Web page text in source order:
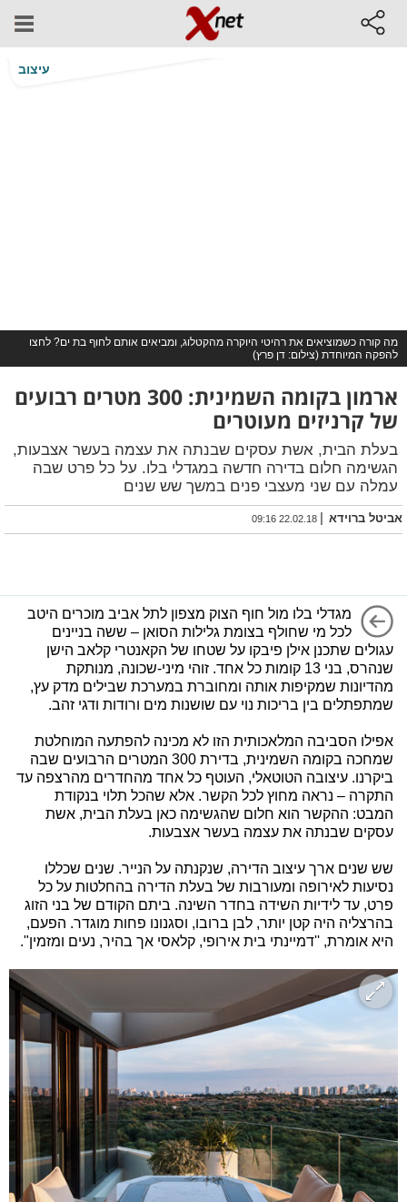
עיצוב
מה קורה כשמוציאים את רהיטי היוקרה מהקטלוג, ומביאים אותם לחוף בת ים? לחצו
להפקה המיוחדת (צילום: דן פרץ)
ארמון בקומה השמינית: 300 מטרים רבועים
של קרניזים מעוטרים
בעלת הבית, אשת עסקים שבנתה את עצמה בעשר אצבעות,
הגשימה חלום בדירה חדשה במגדלי בלו. על כל פרט שבה
עמלה עם שני מעצבי פנים במשך שש שנים
אביטל ברוידא |
22.02.18 09:16
מגדלי בלו מול חוף הצוק מצפון לתל אביב מוכרים היטב
לכל מי שחולף בצומת גלילות הסואן – ששה בניינים
עגולים שתכנן אילן פיבקו על שטחו של הקאנטרי קלאב הישן
שנהרס, בני 13 קומות כל אחד. זוהי מיני-שכונה, מנותקת
מהדיונות שמקיפות אותה ומחוברת במערכת שבילים מדק עץ,
שמתפתלים בין בריכות נוי עם שושנות מים ורודות ודגי זהב.
אפילו הסביבה המלאכותית הזו לא מכינה להפתעה המוחלטת
שמחכה בקומה השמינית, בדירת 300 המטרים הרבועים שבה
ביקרנו. עיצובה הטוטאלי, העוטף כל אחד מהחדרים מהרצפה עד
התקרה – נראה מחוץ לכל הקשר. אלא שהכל תלוי בנקודת
המבט: ההקשר הוא חלום שהגשימה כאן בעלת הבית, אשת
עסקים שבנתה את עצמה בעשר אצבעות.
שש שנים ארך עיצוב הדירה, שנקנתה על הנייר. שנים שכללו
נסיעות לאירופה ומעורבות של בעלת הדירה בהחלטות על כל
פרט, עד לידיות השידה בחדר השינה. ביתם הקודם של בני הזוג
בהרצליה היה קטן יותר, לבן ברובו, וסגנונו פחות מוגדר. הפעם,
היא אומרת, ''דמיינתי בית אירופי, קלאסי אך בהיר, נעים ומזמין".